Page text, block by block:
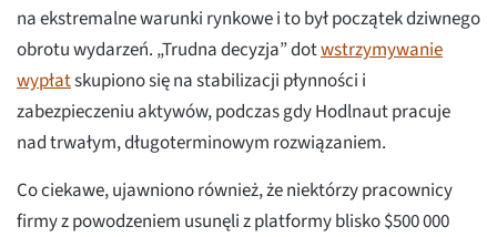
na ekstremalne warunki rynkowe i to był początek dziwnego
obrotu wydarzeń. „Trudna decyzja” dotwstrzymywanie
wypłatskupiono się na stabilizacji płynności i
zabezpieczeniu aktywów, podczas gdy Hodlnaut pracuje
nad trwałym, długoterminowym rozwiązaniem.
Co ciekawe, ujawniono również, że niektórzy pracownicy
firmy z powodzeniem usunęli z platformy blisko $500 000